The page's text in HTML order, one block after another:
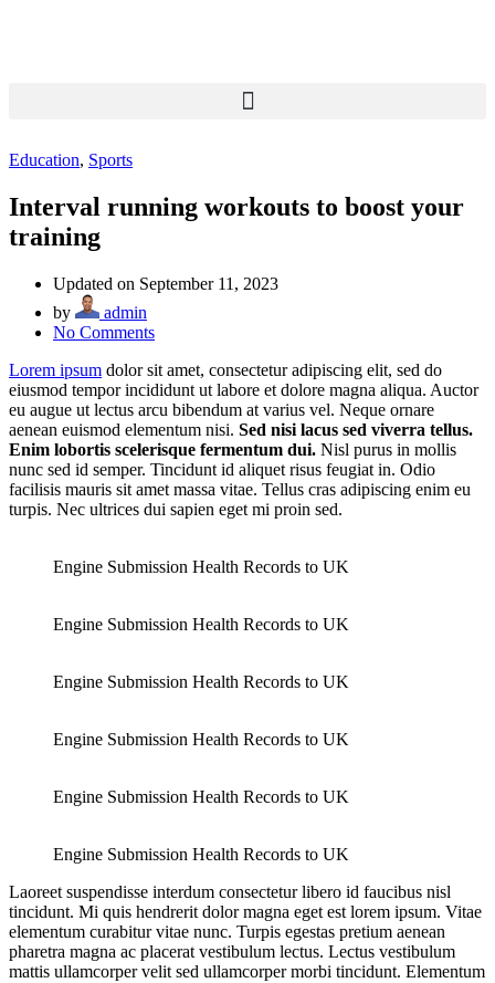
Education, Sports
Interval running workouts to boost your
training
Updated on September 11, 2023
by
admin
No Commentson
running
workouts
to
boost
your
training
Lorem ipsum dolor sit amet, consectetur adipiscing elit, sed do
eiusmod tempor incididunt ut labore et dolore magna aliqua. Auctor
eu augue ut lectus arcu bibendum at varius vel. Neque ornare
aenean euismod elementum nisi. Sed nisi lacus sed viverra tellus.
Enim lobortis scelerisque fermentum dui. Nisl purus in mollis
nunc sed id semper. Tincidunt id aliquet risus feugiat in. Odio
facilisis mauris sit amet massa vitae. Tellus cras adipiscing enim eu
turpis. Nec ultrices dui sapien eget mi proin sed.
Engine Submission Health Records to UK
Engine Submission Health Records to UK
Engine Submission Health Records to UK
Engine Submission Health Records to UK
Engine Submission Health Records to UK
Engine Submission Health Records to UK
Laoreet suspendisse interdum consectetur libero id faucibus nisl
tincidunt. Mi quis hendrerit dolor magna eget est lorem ipsum. Vitae
elementum curabitur vitae nunc. Turpis egestas pretium aenean
pharetra magna ac placerat vestibulum lectus. Lectus vestibulum
mattis ullamcorper velit sed ullamcorper morbi tincidunt. Elementum